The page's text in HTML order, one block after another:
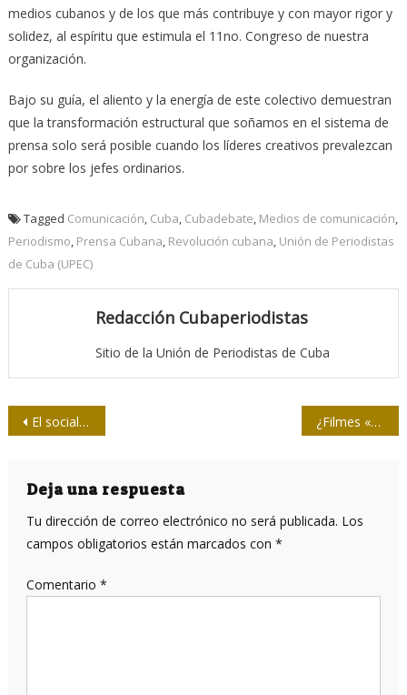
medios cubanos y de los que más contribuye y con mayor rigor y
solidez, al espíritu que estimula el 11no. Congreso de nuestra
organización.
Bajo su guía, el aliento y la energía de este colectivo demuestran
que la transformación estructural que soñamos en el sistema de
prensa solo será posible cuando los líderes creativos prevalezcan
por sobre los jefes ordinarios.
Tagged Comunicación Cuba Cubadebate Medios de comunicación
Periodismo Prensa Cubana Revolución cubana Unión de Periodistas
de Cuba (UPEC)
Redacción Cubaperiodistas
Sitio de la Unión de Periodistas de Cuba
Navegación
entradas
El socialismo que queremos construir tiene que hacerse con la comunicación como herramienta imprescindible ¿Filmes «hechos» por robots?
Deja una respuesta
Tu dirección de correo electrónico no será publicada. Los
campos obligatorios están marcados con *
Comentario *